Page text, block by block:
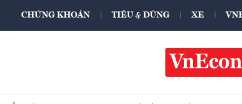
CHỨNG KHOÁN TIÊU & DÙNG XE